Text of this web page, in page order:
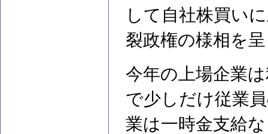
して自社株買い
裂政権の様相を
今年の上場企業
で少しだけ従業
業は一時金支給